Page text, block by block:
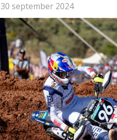
30 september 2024